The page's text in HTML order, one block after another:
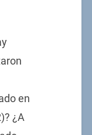
en
¿A